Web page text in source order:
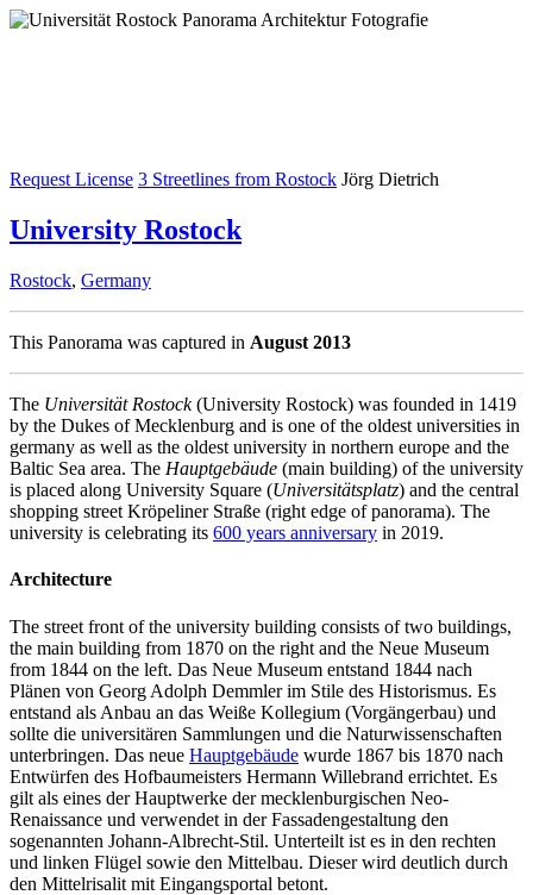
Request License 3 Streetlines from Rostock Jörg Dietrich
University Rostock
Rostock, Germany
This Panorama was captured in August 2013
The Universität Rostock(University Rostock) was founded in 1419
by the Dukes of Mecklenburg and is one of the oldest universities in
germany as well as the oldest university in northern europe and the
Baltic Sea area. The Hauptgebäude (main building) of the university
is placed along University Square (Universitätsplatz) and the central
shopping street Kröpeliner Straße (right edge of panorama). The
university is celebrating its 600 years anniversary in 2019.
Architecture
The street front of the university building consists of two buildings,
the main building from 1870 on the right and the Neue Museum
from 1844 on the left. Das Neue Museum entstand 1844 nach
Plänen von Georg Adolph Demmler im Stile des Historismus. Es
entstand als Anbau an das Weiße Kollegium (Vorgängerbau) und
sollte die universitären Sammlungen und die Naturwissenschaften
unterbringen. Das neue Hauptgebäude wurde 1867 bis 1870 nach
Entwürfen des Hofbaumeisters Hermann Willebrand errichtet. Es
gilt als eines der Hauptwerke der mecklenburgischen Neo-
Renaissance und verwendet in der Fassadengestaltung den
sogenannten Johann-Albrecht-Stil. Unterteilt ist es in den rechten
und linken Flügel sowie den Mittelbau. Dieser wird deutlich durch
den Mittelrisalit mit Eingangsportal betont.